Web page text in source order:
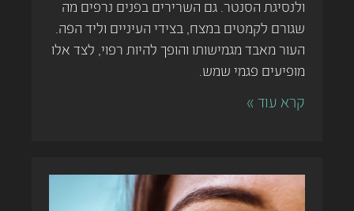
ולנסיגת הסנטר. גם השרירים בפנים נרפים מה
שגורם לקמטים במצח, בצידי העיניים וליד הפה.
העור מאבד מגמישותו והופך להיות רפוי, לצד אלו
מופיעים פגמי שמש.
קרא עוד »